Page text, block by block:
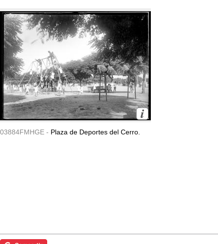
03884FMHGE - Plaza de Deportes del Cerro.